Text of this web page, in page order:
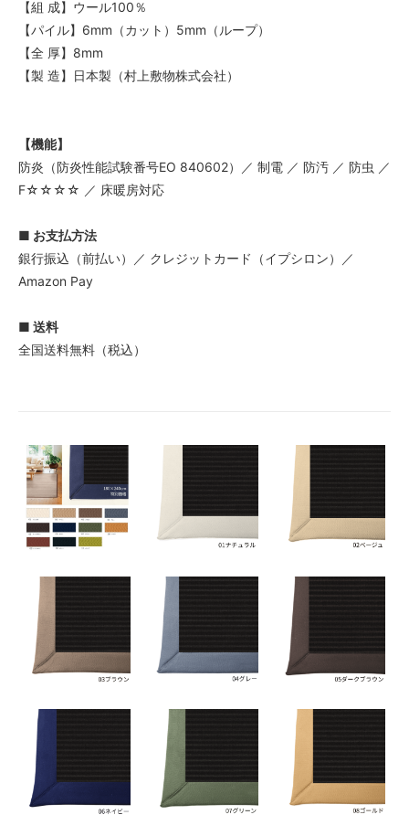
【組 成】ウール100％
【パイル】6mm（カット）5mm（ループ）
【全 厚】8mm
【製 造】日本製（村上敷物株式会社）
【機能】
防炎（防炎性能試験番号EO 840602）／ 制電 ／ 防汚 ／ 防虫 ／
F☆☆☆☆ ／ 床暖房対応
■ お支払方法
銀行振込（前払い）／ クレジットカード（イプシロン）／
Amazon Pay
■ 送料
全国送料無料（税込）